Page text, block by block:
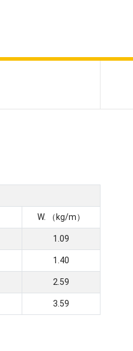
W. （kg/m）
1.09
1.40
2.59
3.59